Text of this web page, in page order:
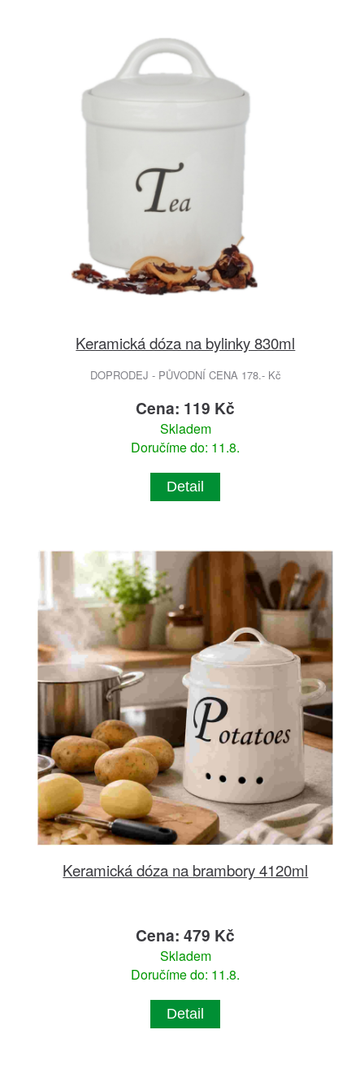
Keramická dóza na bylinky 830ml
DOPRODEJ - PŮVODNÍ CENA 178.- Kč
Cena: 119 Kč
Skladem
Doručíme do: 11.8.
Detail
Keramická dóza na brambory 4120ml
Cena: 479 Kč
Skladem
Doručíme do: 11.8.
Detail